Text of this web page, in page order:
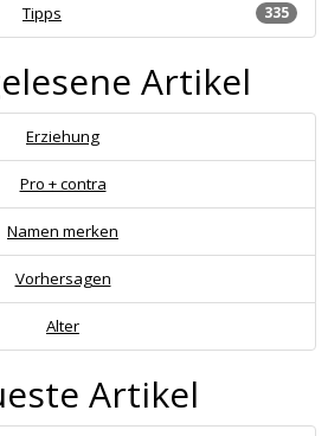
335
Tipps
Artikel
Erziehung
Pro + contra
Namen merken
Vorhersagen
Alter
Artikel